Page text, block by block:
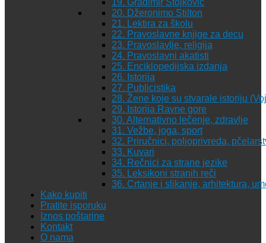
19. Gradimir Stojković
20. Džeronimo Stilton
21. Lektira za školu
22. Pravoslavne knjige za decu
23. Pravoslavlje, religija
24. Pravoslavni akatisti
25. Enciklopedijska izdanja
26. Istorija
27. Publicistika
28. Žene koje su stvarale istoriju
29. Istorija Ravne gore
30. Alternativno lečenje, zdravlje
31. Vežbe, joga, sport
32. Priručnici, poljoprivreda,
33. Kuvari
34. Rečnici za strane jezike
35. Leksikoni stranih reči
36. Crtanje i slikanje, arhitektura,
Kako kupiti
Pratite isporuku
Iznos poštarine
Kontakt
O nama